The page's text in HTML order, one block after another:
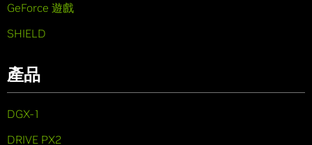
GeForce 遊戲
SHIELD
產品
DGX-1
DRIVE PX2